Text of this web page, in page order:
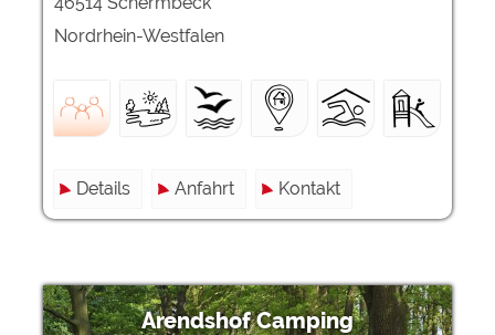
Nordrhein-Westfalen
Details Anfahrt Kontakt
Arendshof Camping